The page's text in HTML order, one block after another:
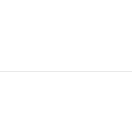
新陈代谢。
延缓衰老过程，保持年
Limited 及 健康网购
需附加HK$50运费。
货，只限于顺丰智能柜